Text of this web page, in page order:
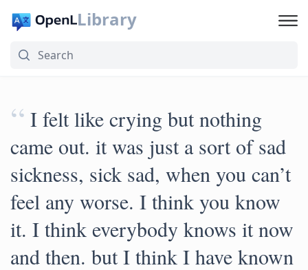
Library
“ I felt like crying but nothing
came out. it was just a sort of sad
sickness, sick sad, when you can’t
feel any worse. I think you know
it. I think everybody knows it now
and then. but I think I have known